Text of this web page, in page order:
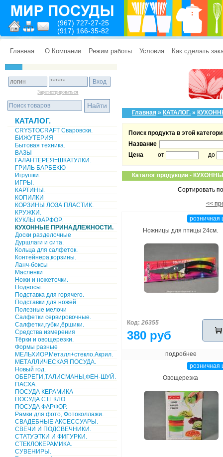
(967) 727-27-25
(917) 166-35-82
Главная О Компании Режим работы Условия Как сделать
Зарегистрироваться
КАТАЛОГ.
CRYSTOCRAFT Сваровски.
БИЖУТЕРИЯ
Бытовая техника.
ВАЗЫ
ГАЛАНТЕРЕЯ=ШКАТУЛКИ.
ГРИЛЬ БАРБЕКЮ
Игрушки.
ИГРЫ.
КАРТИНЫ.
КОПИЛКИ
КОРЗИНЫ ЛОЗА ПЛАСТИК.
КРУЖКИ.
КУКЛЫ ФАРФОР.
КУХОННЫЕ ПРИНАДЛЕЖНОСТИ.
Доски разделочные
Дуршлаги и сита.
Кольца для салфеток.
Контейнера,корзины.
Ланч-боксы
Масленки
Ножи и ножеточки.
Подносы.
Подставка для горячего.
Подставки для ножей
Полезные мелочи
Салфетки сервировочные.
Салфетки,губки,ёршики.
Средства измерения
Тёрки и овощерезки.
Формы разные
МЕЛЬХИОР.Металл+стекло.Акрил.
МЕТАЛЛИЧЕСКАЯ ПОСУДА.
Новый год.
ОБЕРЕГИ,ТАЛИСМАНЫ,ФЕН-ШУЙ.
ПАСХА.
ПОСУДА КЕРАМИКА
ПОСУДА СТЕКЛО
ПОСУДА ФАРФОР.
Рамки для фото, Фотоколлажи.
СВАДЕБНЫЕ АКСЕССУАРЫ.
СВЕЧИ И ПОДСВЕЧНИКИ.
СТАТУЭТКИ И ФИГУРКИ.
СТЕКЛОКЕРАМИКА.
СУВЕНИРЫ.
Главная » КАТАЛОГ. »
Поиск продукта в этой
Название
Цена
от до
Каталог продукции -
Сортировать
<<
розничная
Ножницы для птицы 24см.
Код: 26355
380 руб
подробнее
розничная
Овощерезка